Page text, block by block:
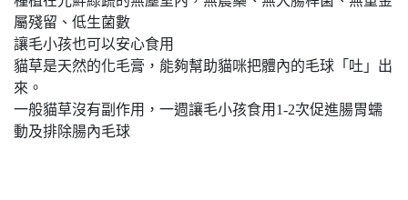
屬殘留、低生菌數
讓毛小孩也可以安心食用
貓草是天然的化毛膏，能夠幫助貓咪把體內的毛球「吐」出
來。
一般貓草沒有副作用，一週讓毛小孩食用1-2次促進腸胃蠕
動及排除腸內毛球